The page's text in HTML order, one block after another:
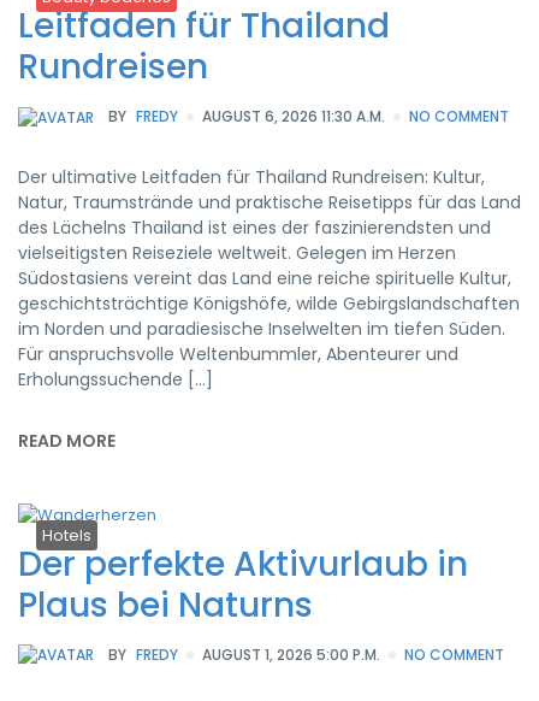
Leitfaden für Thailand
Rundreisen
BY FREDY AUGUST 6, 2026 11:30 A.M. NO COMMENT
Der ultimative Leitfaden für Thailand Rundreisen: Kultur,
Natur, Traumstrände und praktische Reisetipps für das Land
des Lächelns Thailand ist eines der faszinierendsten und
vielseitigsten Reiseziele weltweit. Gelegen im Herzen
Südostasiens vereint das Land eine reiche spirituelle Kultur,
geschichtsträchtige Königshöfe, wilde Gebirgslandschaften
im Norden und paradiesische Inselwelten im tiefen Süden.
Für anspruchsvolle Weltenbummler, Abenteurer und
Erholungssuchende […]
READ MORE
Hotels
Der perfekte Aktivurlaub in
Plaus bei Naturns
BY FREDY AUGUST 1, 2026 5:00 P.M. NO COMMENT